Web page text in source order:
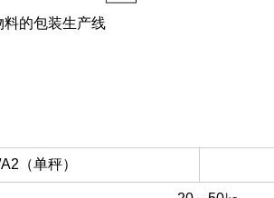
料的包装生产线
（单秤）